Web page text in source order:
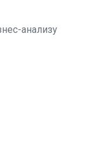
анализу